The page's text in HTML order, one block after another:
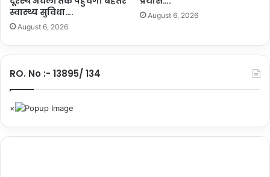
स्वास्थ्य सुविधा….
August 6, 2026
August 6, 2026
RO. No :- 13895/ 134